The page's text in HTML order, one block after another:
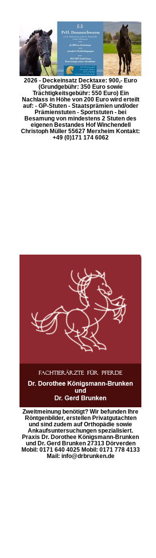
2026 - Deckeinsatz Decktaxe: 900,- Euro
(Grundgebühr: 350 Euro sowie
Trächtigkeitsgebühr: 550 Euro) Ein
Nachlass in Höhe von 200 Euro wird erteilt
auf: - GP-Stuten - Staatsprämien und/oder
Prämienstuten - Sportstuten - bei
Besamung von mindestens 2 Stuten des
eigenen Bestandes Hof Winchendell
Christoph Müller 55627 Merxheim Kontakt:
+49 (0)171 174 6062
Zweitmeinung benötigt? Wir befunden Ihre
Röntgenbilder, erstellen Privatgutachten
und sind zudem auf Orthopädie sowie
Ankaufsuntersuchungen spezialisiert.
Praxis Dr. Dorothee Königsmann-Brunken
und Dr. Gerd Brunken 27313 Dörverden
Mobil: 0171 640 4025 Mobil: 0171 778 4133
Mail: info@drbrunken.de